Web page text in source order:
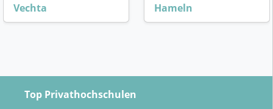
Vechta Hameln
Top Privathochschulen